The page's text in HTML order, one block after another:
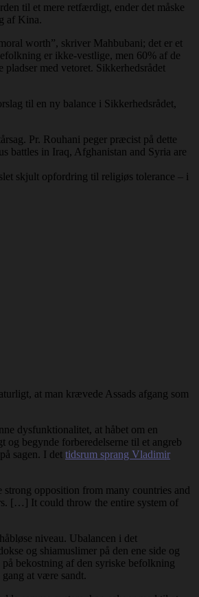
til et mere retfærdigt, ender det måske
af Kina.
worth”, skriver Mahbubani; det er et
er ikke-vestlige, men 60% af de
med vetoret. Sikkerhedsrådet
til en ny balance i Sikkerhedsrådet,
Pr. Rouhani peger præcist på dette
battles in Iraq, Afghanistan and Syria are
skjult opfordring til religiøs tolerance – i
at man krævede Assads afgang som
dysfunktionalitet, at håbet om en
begynde forberedelserne til et angreb
sagen. I det tidsrum sprang Vladimir
strong opposition from many countries and
[…] It could throw the entire system of
niveau. Ubalancen i det
og shiamuslimer på den ene side og
bekostning af den syriske befolkning
at være sandt.